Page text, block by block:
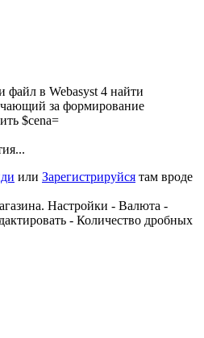
файл в Webasyst 4 найти
за формирование
$cena=
или Зарегистрируйся там вроде
Настройки - Валюта -
- Количество дробных